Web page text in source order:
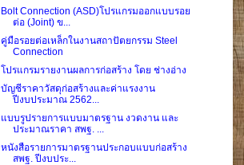
Bolt Connection (ASD)โปรแกรมออกแบบรอย
ต่อ (Joint) ข...
คู่มือรอยต่อเหล็กในงานสถาปัตยกรรม Steel
Connection
โปรแกรมรายงานผลการก่อสร้าง โดย ช่างอ่าง
บัญชีราคาวัสดุก่อสร้างและค่าแรงงาน
ปีงบประมาณ 2562...
แบบรูปรายการแบบมาตรฐาน งวดงาน และ
ประมาณราคา สพฐ. ...
หนังสือรายการมาตรฐานประกอบแบบก่อสร้าง
สพฐ. ปีงบประ...